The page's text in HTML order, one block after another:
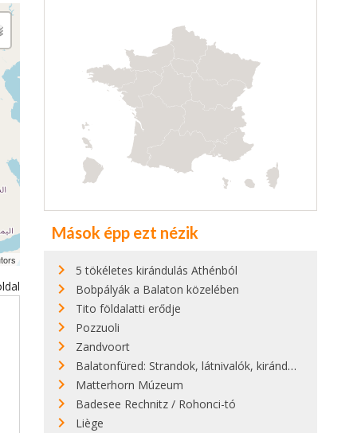
Mások épp ezt nézik
5 tökéletes kirándulás Athénból
Bobpályák a Balaton közelében
Tito földalatti erődje
Pozzuoli
Zandvoort
Balatonfüred: Strandok, látnivalók, kirándulóhelyek, programok
Matterhorn Múzeum
Badesee Rechnitz / Rohonci-tó
Liège